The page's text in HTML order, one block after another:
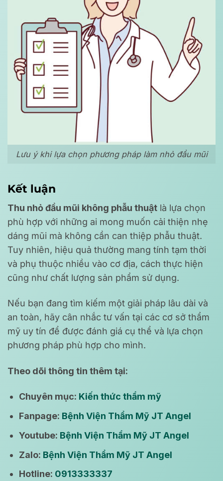
Lưu ý khi lựa chọn phương pháp làm nhỏ đầu mũi
Kết luận
Thu nhỏ đầu mũi không phẫu thuật là lựa chọn
phù hợp với những ai mong muốn cải thiện nhẹ
dáng mũi mà không cần can thiệp phẫu thuật.
Tuy nhiên, hiệu quả thường mang tính tạm thời
và phụ thuộc nhiều vào cơ địa, cách thực hiện
cũng như chất lượng sản phẩm sử dụng.
Nếu bạn đang tìm kiếm một giải pháp lâu dài và
an toàn, hãy cân nhắc tư vấn tại các cơ sở thẩm
mỹ uy tín để được đánh giá cụ thể và lựa chọn
phương pháp phù hợp cho mình.
Theo dõi thông tin thêm tại:
Chuyên mục: Kiến thức thẩm mỹ
Fanpage: Bệnh Viện Thẩm Mỹ JT Angel
Youtube: Bệnh Viện Thẩm Mỹ JT Angel
Zalo: Bệnh Viện Thẩm Mỹ JT Angel
Hotline: 0913333337